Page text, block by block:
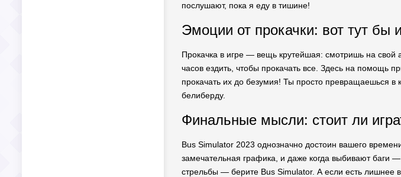
послушают, пока я еду в тишине!
Эмоции от прокачки: вот тут бы
Прокачка в игре — вещь крутейшая: смотришь на свой
часов ездить, чтобы прокачать все. Здесь на помощь
прокачать их до безумия! Ты просто превращаешься в
белиберду.
Финальные мысли: стоит ли
Bus Simulator 2023 однозначно достоин вашего
замечательная графика, и даже когда выбивают
стрельбы — берите Bus Simulator. А если есть лишнее